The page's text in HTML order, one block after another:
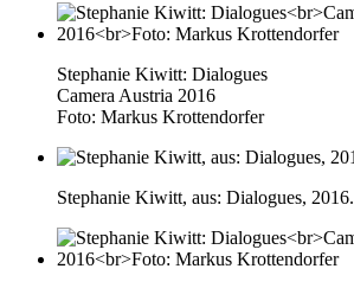
Stephanie Kiwitt: Dialogues
Camera Austria 2016
Foto: Markus Krottendorfer
Stephanie Kiwitt, aus: Dialogues, 2016.